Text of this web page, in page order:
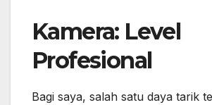
Kamera: Level
Profesional
Bagi saya, salah satu daya tarik